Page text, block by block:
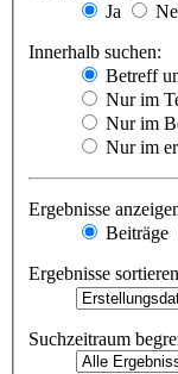
Ja
Innerhalb suchen:
Betreff
Nur im
Nur im
Nur im
Ergebnisse
Beiträge
Ergebnisse
Suchzeitraum